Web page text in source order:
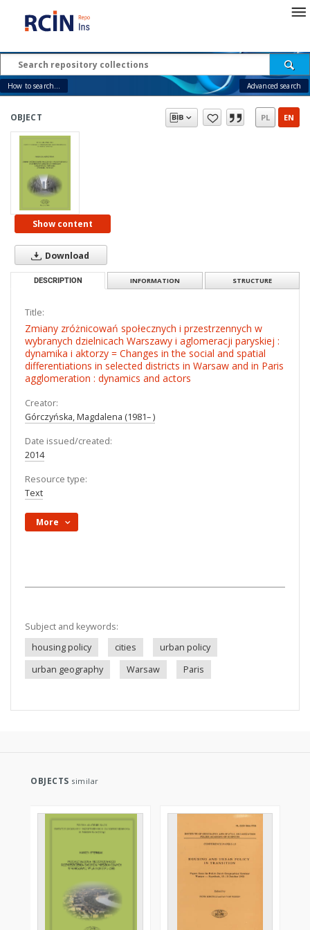
How to search... Advanced search
OBJECT PL EN
Show content
Download
DESCRIPTION INFORMATION STRUCTURE
Title:
Zmiany zróżnicowań społecznych i przestrzennych w
wybranych dzielnicach Warszawy i aglomeracji paryskiej :
dynamika i aktorzy = Changes in the social and spatial
differentiations in selected districts in Warsaw and in Paris
agglomeration : dynamics and actors
Creator:
Górczyńska, Magdalena (1981– )
Date issued/created:
2014
Resource type:
Text
More
Subject and keywords:
housing policy
cities
urban policy
urban geography
Warsaw Paris
OBJECTS similar